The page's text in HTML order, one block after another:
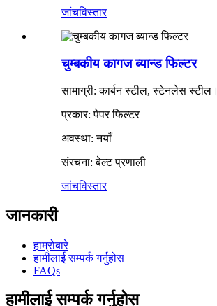
जांचविस्तार
चुम्बकीय कागज ब्यान्ड फिल्टर
सामाग्री: कार्बन स्टील, स्टेनलेस स्टील।
प्रकार: पेपर फिल्टर
अवस्था: नयाँ
संरचना: बेल्ट प्रणाली
जांचविस्तार
जानकारी
हाम्रोबारे
हामीलाई सम्पर्क गर्नुहोस
FAQs
हामीलाई सम्पर्क गर्नुहोस